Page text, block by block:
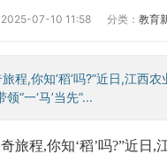
2025-07-10 11:58 分类：教育
程,你知‘稻’吗?”近日,江西
“一‘马’当先”...
旅程,你知‘稻’吗?”近日